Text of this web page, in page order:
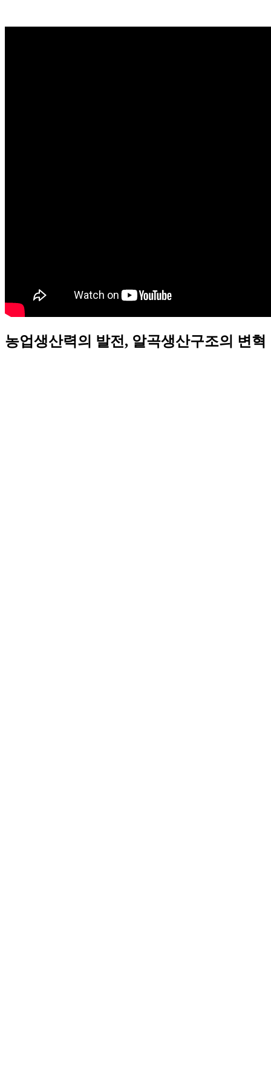
농업생산력의 발전, 알곡생산구조의 변혁